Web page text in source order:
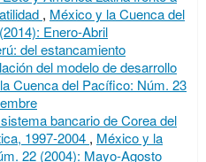
, México y la Cuenca del
Enero-Abril
del estancamiento
del modelo de desarrollo
Cuenca del Pacífico: Núm. 23
bancario de Corea del
1997-2004 , México y la
22 (2004): Mayo-Agosto